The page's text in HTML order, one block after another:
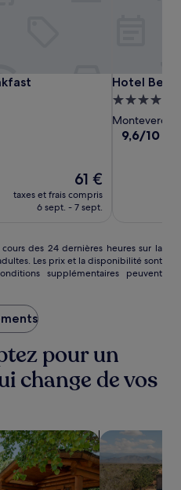
Camino
Verde
Bed
Breakfast
Le
nouveau
prix
61 €
61 €
taxes et frais compris
6 sept. - 7 sept.
Hotel
Belmar,
a
Member
Hotel
Hotel
5.0 étoiles
Monteverde
9.6
9,6/10
des 24 dernières heures sur la
Les prix et la disponibilité sont
supplémentaires peuvent
pour un
change de vos
avec un spa sur place
des cabanesRechercher